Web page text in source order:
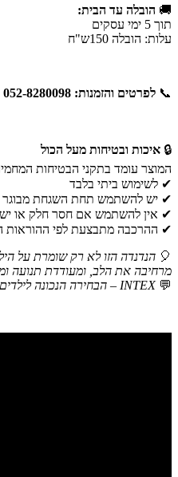
🚚 הובלה עד הבית:
תוך 5 ימי עסקים
עלות: הובלה 150ש"ח
📞 לפרטים והזמנות: 052-8280098
🔒 איכות ובטיחות מעל הכול
המוצר עומד בתקני הבטיחות
✔ לשימוש ביתי בלבד
✔ יש להשתמש תחת השגחת מבוגר
✔ אין להשתמש אם חסר חלק או
✔ ההרכבה מתבצעת לפי ההוראות
🎈 הנדנדה הזו לא רק שומרת על
מרחיבה את הלב, ומעודדת תנועה
💬INTEX – הבחירה הנכונה לילדים ולהורים